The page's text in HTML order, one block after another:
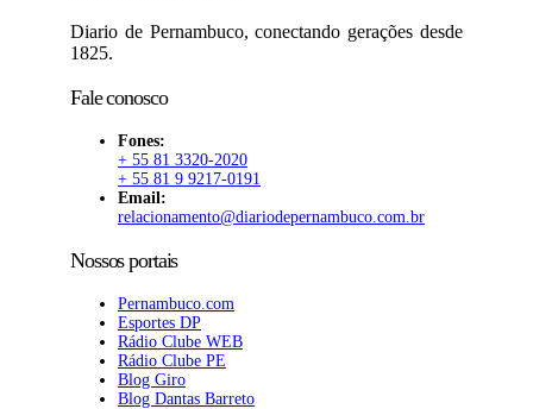
Diario de Pernambuco, conectando gerações desde
1825.
Fale conosco
Fones:
+ 55 81 3320-2020
+ 55 81 9 9217-0191
Email:
relacionamento@diariodepernambuco.com.br
Nossos portais
Pernambuco.com
Esportes DP
Rádio Clube WEB
Rádio Clube PE
Blog Giro
Blog Dantas Barreto